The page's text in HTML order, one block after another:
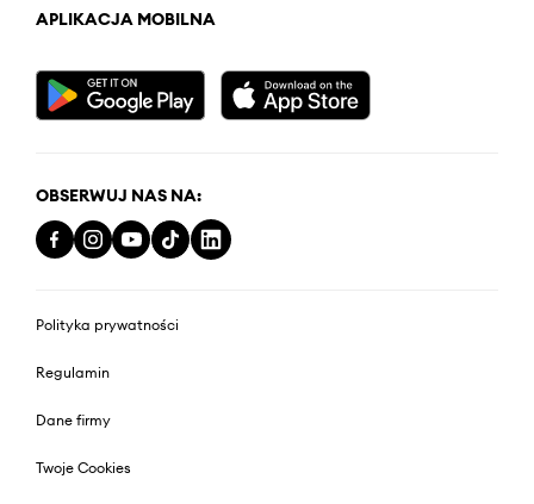
APLIKACJA MOBILNA
OBSERWUJ NAS NA:
Polityka prywatności
Regulamin
Dane firmy
Twoje Cookies